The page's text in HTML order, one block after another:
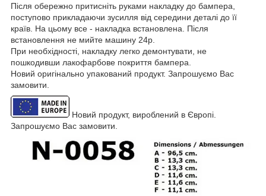
Після обережно притисніть руками накладку до бампера,
поступово прикладаючи зусилля від середини деталі до її
країв. На цьому все - накладка встановлена. Після
встановлення не мийте машину 24р.
При необхідності, накладку легко демонтувати, не
пошкодивши лакофарбове покриття бампера.
Новий оригінально упакований продукт. Запрошуємо Вас
замовити.
Новий продукт, вироблений в Європі.
Запрошуємо Вас замовити.